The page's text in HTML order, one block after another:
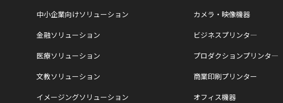
中小企業向けソリューション
金融ソリューション
医療ソリューション
文教ソリューション
イメージングソリューション
カメラ・映像機器
ビジネスプリンタ―
プロダクションプリンタ―
商業印刷プリンター
オフィス機器